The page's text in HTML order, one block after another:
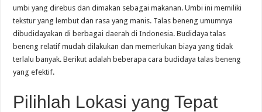
umbi yang direbus dan dimakan sebagai makanan. Umbi ini memiliki
tekstur yang lembut dan rasa yang manis. Talas beneng umumnya
dibudidayakan di berbagai daerah di Indonesia. Budidaya talas
beneng relatif mudah dilakukan dan memerlukan biaya yang tidak
terlalu banyak. Berikut adalah beberapa cara budidaya talas beneng
yang efektif.
Pilihlah Lokasi yang Tepat